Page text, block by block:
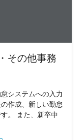
その他事務
システムへの入力
作成、新しい勤怠
。 また、新卒中